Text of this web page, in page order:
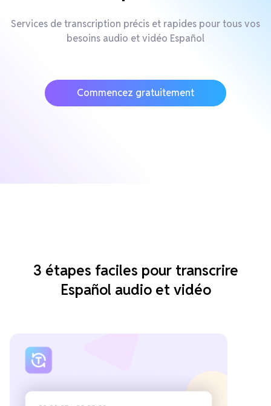
Services de transcription précis et rapides pour tous vos
besoins audio et vidéo Español
Commencez gratuitement
3 étapes faciles pour transcrire
Español audio et vidéo